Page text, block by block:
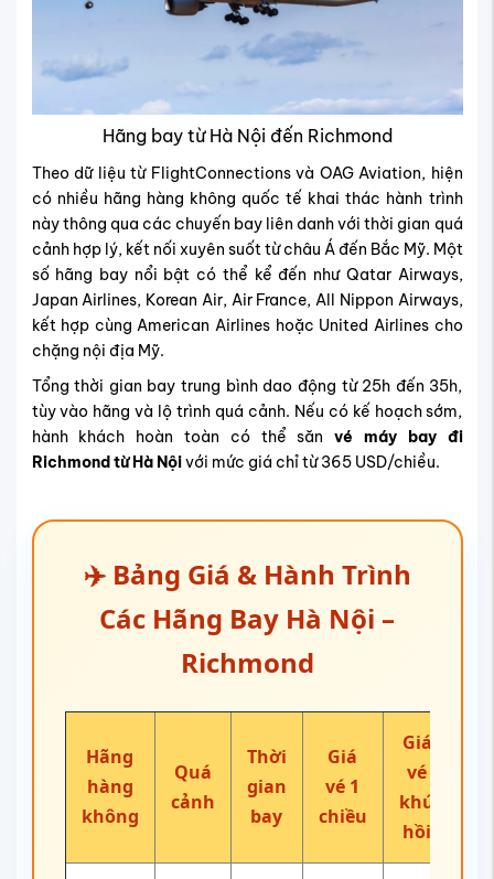
Hãng bay từ Hà Nội đến Richmond
Theo dữ liệu từ FlightConnections và OAG Aviation, hiện
có nhiều hãng hàng không quốc tế khai thác hành trình
này thông qua các chuyến bay liên danh với thời gian quá
cảnh hợp lý, kết nối xuyên suốt từ châu Á đến Bắc Mỹ. Một
số hãng bay nổi bật có thể kể đến như Qatar Airways,
Japan Airlines, Korean Air, Air France, All Nippon Airways,
kết hợp cùng American Airlines hoặc United Airlines cho
chặng nội địa Mỹ.
Tổng thời gian bay trung bình dao động từ 25h đến 35h,
tùy vào hãng và lộ trình quá cảnh. Nếu có kế hoạch sớm,
hành khách hoàn toàn có thể sănvé máy bay đi
Richmond từ Hà Nộivới mức giá chỉ từ 365 USD/chiều.
✈️ Bảng Giá & Hành Trình
Các Hãng Bay Hà Nội –
Richmond
Hãng
hàng
không
Quá
cảnh
Thời
gian
bay
Giá
vé 1
chiều
Giá
vé
khứ
hồi